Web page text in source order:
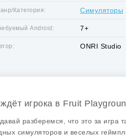
Категория: Симуляторы
Android: 7+
ONRI Studio
игрока в Fruit
разберемся, что это за игра
симуляторов и веселых